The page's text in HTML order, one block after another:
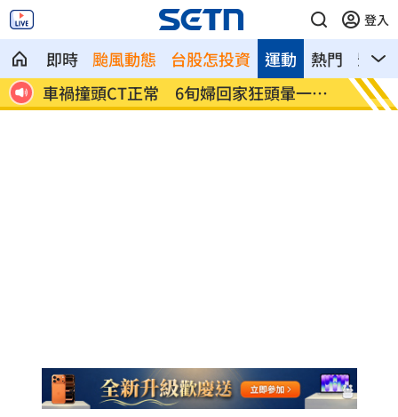
登入
即時 颱風動態 台股怎投資 熱門 影音
運動
招
致詞中「他」突衝上台 賴清德笑點接班
人
星宇